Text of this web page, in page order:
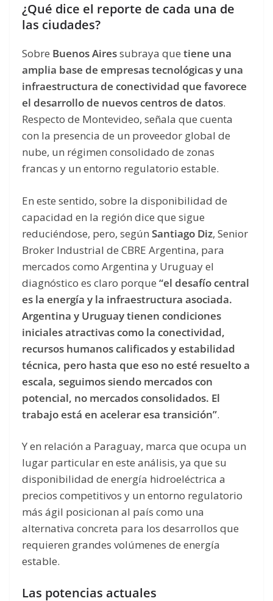
¿Qué dice el reporte de cada una de
las ciudades?
Sobre Buenos Airessubraya que tiene una
amplia base de empresas tecnológicas y una
infraestructura de conectividad que favorece
el desarrollo de nuevos centros de datos.
Respecto de Montevideo, señala que cuenta
con la presencia de un proveedor global de
nube, un régimen consolidado de zonas
francas y un entorno regulatorio estable.
En este sentido, sobre la disponibilidad de
capacidad en la región dice que sigue
reduciéndose, pero, según Santiago Diz, Senior
Broker Industrial de CBRE Argentina, para
mercados como Argentina y Uruguay el
diagnóstico es claro porque “el desafío central
es la energía y la infraestructura asociada.
Argentina y Uruguay tienen condiciones
iniciales atractivas como la conectividad,
recursos humanos calificados y estabilidad
técnica, pero hasta que eso no esté resuelto a
escala, seguimos siendo mercados con
potencial, no mercados consolidados. El
trabajo está en acelerar esa transición”.
Y en relación a Paraguay, marca que ocupa un
lugar particular en este análisis, ya que su
disponibilidad de energía hidroeléctrica a
precios competitivos y un entorno regulatorio
más ágil posicionan al país como una
alternativa concreta para los desarrollos que
requieren grandes volúmenes de energía
estable.
Las potencias actuales